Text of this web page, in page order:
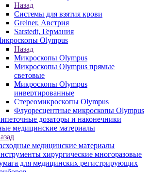
Назад
Системы для взятия крови
Greiner, Австрия
Sarstedt, Германия
Olympus
Назад
Микроскопы Olympus
Микроскопы Olympus прямые
световые
Микроскопы Olympus
инвертированные
Стереомикроскопы Olympus
Флуоресцентные микроскопы Olympus
дозаторы и наконечники
медицинские материалы
медицинские материалы
хирургические многоразовые
для медицинских регистрирующих